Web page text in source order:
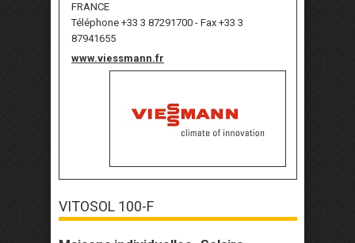
FRANCE
Téléphone +33 3 87291700 - Fax +33 3
87941655
www.viessmann.fr
VITOSOL 100-F